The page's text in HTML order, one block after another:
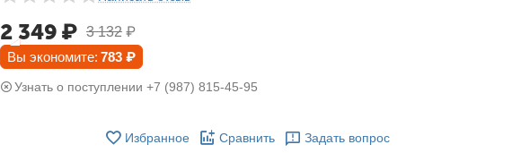
2 349 ₽ 3 132 ₽
Вы экономите: 783 ₽
Узнать о поступлении +7 (987) 815-45-95
Избранное Сравнить Задать вопрос